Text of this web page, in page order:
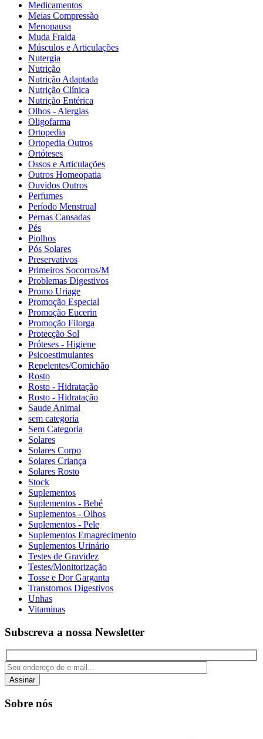
Medicamentos
Meias Compressão
Menopausa
Muda Fralda
Músculos e Articulações
Nutergia
Nutrição
Nutrição Adaptada
Nutrição Clínica
Nutrição Entérica
Olhos - Alergias
Oligofarma
Ortopedia
Ortopedia Outros
Ortóteses
Ossos e Articulações
Outros Homeopatia
Ouvidos Outros
Perfumes
Período Menstrual
Pernas Cansadas
Pés
Piolhos
Pós Solares
Preservativos
Primeiros Socorros/M
Problemas Digestivos
Promo Uriage
Promoção Especial
Promoção Eucerin
Promoção Filorga
Protecção Sol
Próteses - Higiene
Psicoestimulantes
Repelentes/Comichão
Rosto
Rosto - Hidratação
Rosto - Hidratação
Saude Animal
sem categoria
Sem Categoria
Solares
Solares Corpo
Solares Criança
Solares Rosto
Stock
Suplementos
Suplementos - Bebé
Suplementos - Olhos
Suplementos - Pele
Suplementos Emagrecimento
Suplementos Urinário
Testes de Gravidez
Testes/Monitorização
Tosse e Dor Garganta
Transtornos Digestivos
Unhas
Vitaminas
Subscreva a nossa Newsletter
Assinar
Sobre nós